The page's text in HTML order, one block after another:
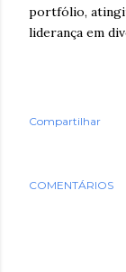
portfólio,
liderança em
Compartilhar
COMENTÁRIOS